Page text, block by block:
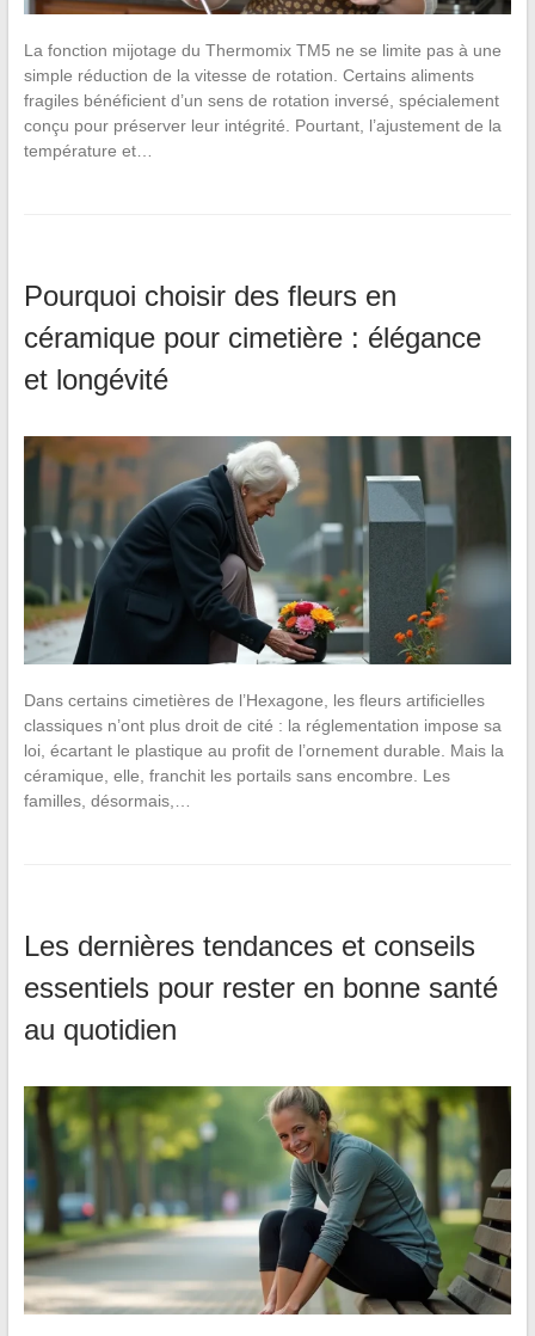
La fonction mijotage du Thermomix TM5 ne se limite pas à une
simple réduction de la vitesse de rotation. Certains aliments
fragiles bénéficient d’un sens de rotation inversé, spécialement
conçu pour préserver leur intégrité. Pourtant, l’ajustement de la
température et…
Pourquoi choisir des fleurs en
céramique pour cimetière : élégance
et longévité
Dans certains cimetières de l’Hexagone, les fleurs artificielles
classiques n’ont plus droit de cité : la réglementation impose sa
loi, écartant le plastique au profit de l’ornement durable. Mais la
céramique, elle, franchit les portails sans encombre. Les
familles, désormais,…
Les dernières tendances et conseils
essentiels pour rester en bonne santé
au quotidien